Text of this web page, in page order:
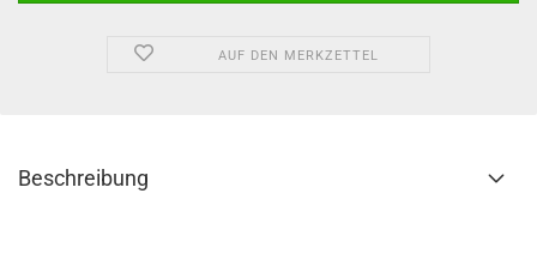
AUF DEN MERKZETTEL
Beschreibung